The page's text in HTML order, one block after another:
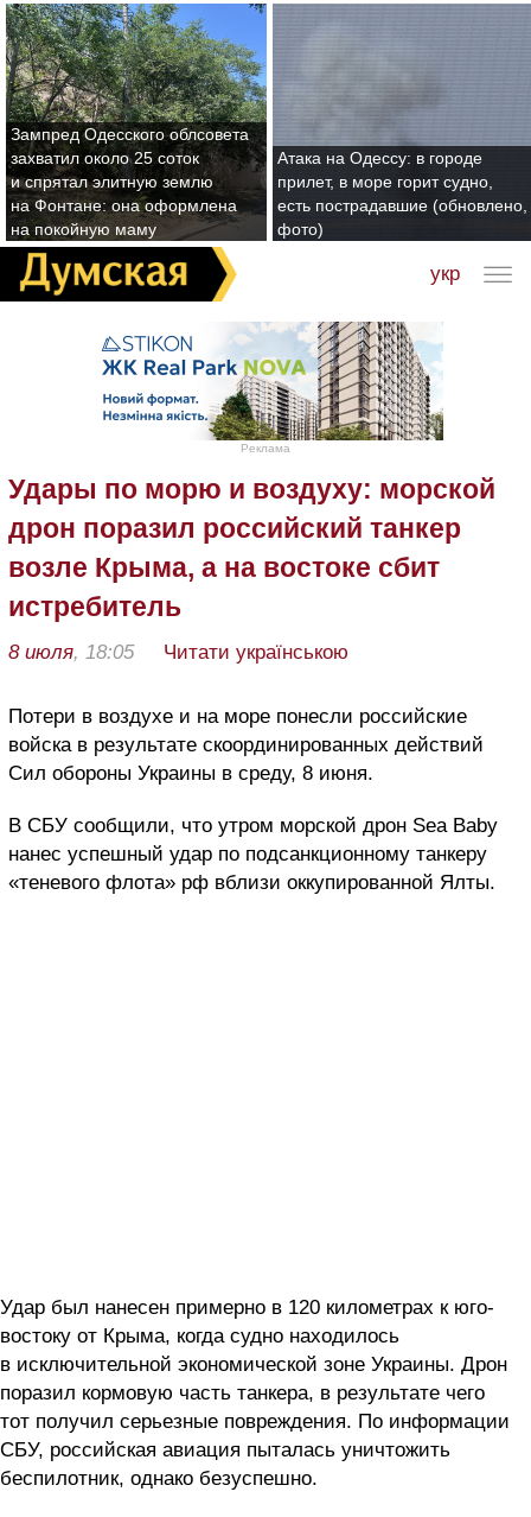
Зампред Одесского облсовета
захватил около 25 соток
и спрятал элитную землю
на Фонтане: она оформлена
на покойную маму
Атака на Одессу: в городе
прилет, в море горит судно,
есть пострадавшие (обновлено,
фото)
укр
Реклама
Удары по морю и воздуху: морской
дрон поразил российский танкер
возле Крыма, а на востоке сбит
истребитель
8 июля, 18:05 Читати українською
Потери в воздухе и на море понесли российские
войска в результате скоординированных действий
Сил обороны Украины в среду, 8 июня.
В СБУ сообщили, что утром морской дрон Sea Baby
нанес успешный удар по подсанкционному танкеру
«теневого флота» рф вблизи оккупированной Ялты.
Удар был нанесен примерно в 120 километрах к юго-
востоку от Крыма, когда судно находилось
в исключительной экономической зоне Украины. Дрон
поразил кормовую часть танкера, в результате чего
тот получил серьезные повреждения. По информации
СБУ, российская авиация пыталась уничтожить
беспилотник, однако безуспешно.